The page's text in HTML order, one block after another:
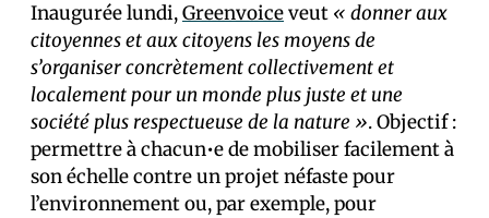
Inaugurée lundi,Greenvoiceveut « donner aux
citoyennes et aux citoyens les moyens de
s’organiser concrètement collectivement et
localement pour un monde plus juste et une
société plus respectueuse de la nature ». Objectif :
permettre à chacun•e de mobiliser facilement à
son échelle contre un projet néfaste pour
l’environnement ou, par exemple, pour